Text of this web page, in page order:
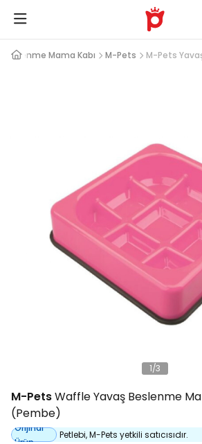
Beslenme Mama Kabı M-Pets M-Pets
1/3
M-PetsWaffle Yavaş Beslenme
(Pembe)
Orijinal
Petlebi, M-Pets yetkili satıcısıdır.